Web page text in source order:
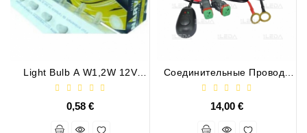
Light Bulb A W1,2W 12V
1.2W W2x4,6
0,58 €
Соединительные Провода
(ДТ 2 Контакта, 2 Выхода)
14,00 €